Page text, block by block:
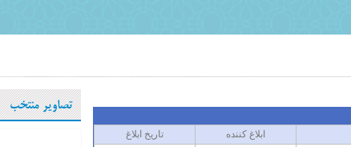
ابلاغ کننده
تاريخ ابلاغ
تصاویر منتخب